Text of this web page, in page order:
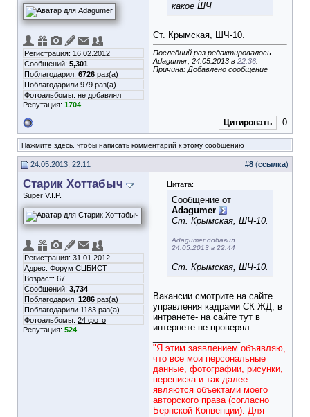
Регистрация: 16.02.2012
Сообщений: 5,301
Поблагодарил: 6726 раз(а)
Поблагодарили 979 раз(а)
Фотоальбомы: не добавлял
Репутация: 1704
какое ШЧ
Ст. Крымская, ШЧ-10.
Последний раз редактировалось
Adagumer; 24.05.2013 в 22:36
Причина: Добавлено сообщение
Цитировать 0
Нажмите здесь, чтобы написать комментарий к этому сообщению
24.05.2013, 22:11 #8 (ссылка)
Старик Хоттабыч
Super V.I.P.
Регистрация: 31.01.2012
Адрес: Форум СЦБИСТ
Возраст: 67
Сообщений: 3,734
Поблагодарил: 1286 раз(а)
Поблагодарили 1183 раз(а)
Фотоальбомы: 24 фото
Репутация: 524
Цитата:
Сообщение от
Adagumer
Ст. Крымская, ШЧ-10.
Adagumer добавил
24.05.2013 в 22:44
Ст. Крымская, ШЧ-10.
Вакансии смотрите на сайте
управления кадрами СК ЖД, в
интранете- на сайте тут в
интернете не проверял...
"Я этим заявлением объявляю,
что все мои персональные
данные, фотографии, рисунки,
переписка и так далее
являются объектами моего
авторского права (согласно
Бернской Конвенции). Для